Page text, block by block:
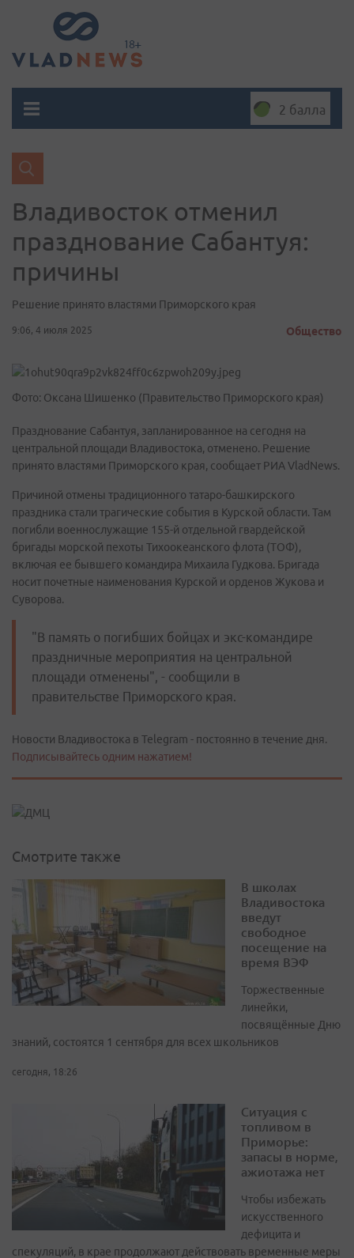
2 балла
Владивосток отменил
празднование Сабантуя:
причины
Решение принято властями Приморского края
9:06, 4 июля 2025 Общество
Фото: Оксана Шишенко (Правительство Приморского края)
Празднование Сабантуя, запланированное на сегодня на
центральной площади Владивостока, отменено. Решение
принято властями Приморского края, сообщает РИА VladNews.
Причиной отмены традиционного татаро-башкирского
праздника стали трагические события в Курской области. Там
погибли военнослужащие 155-й отдельной гвардейской
бригады морской пехоты Тихоокеанского флота (ТОФ),
включая ее бывшего командира Михаила Гудкова. Бригада
носит почетные наименования Курской и орденов Жукова и
Суворова.
"В память о погибших бойцах и экс-командире
праздничные мероприятия на центральной
площади отменены", - сообщили в
правительстве Приморского края.
Новости Владивостока в Telegram - постоянно в течение дня.
Подписывайтесь одним нажатием!
Смотрите также
В школах
Владивостока
введут
свободное
посещение на
время ВЭФ
Торжественные
линейки,
посвящённые Дню
знаний, состоятся 1 сентября для всех школьников
сегодня, 18:26
Ситуация с
топливом в
Приморье:
запасы в норме,
ажиотажа нет
Чтобы избежать
искусственного
дефицита и
спекуляций, в крае продолжают действовать временные меры